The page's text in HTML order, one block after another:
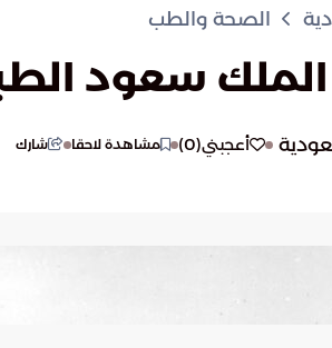
الصحة والطب
سعود
أعجبني(
0
) مشاهدة لاحقا شارك